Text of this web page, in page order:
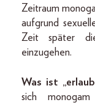
Zeitraum
aufgrund
Zeit später
einzugehen.
Was ist
sich